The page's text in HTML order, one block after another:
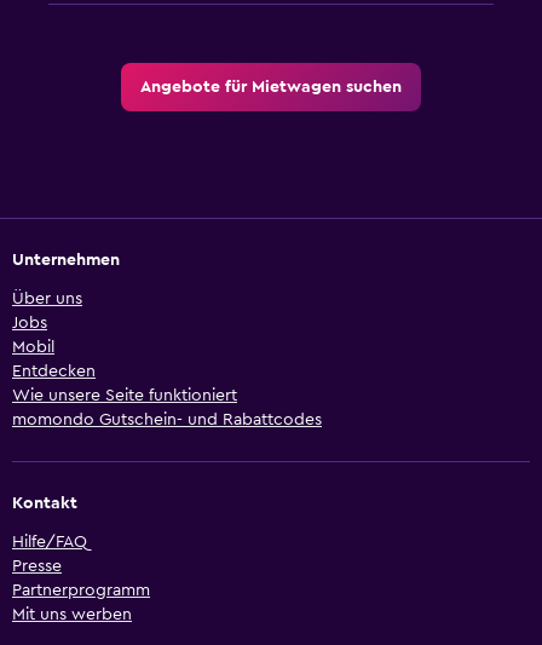
Angebote für Mietwagen suchen
Unternehmen
Über uns
Jobs
Mobil
Entdecken
Wie unsere Seite funktioniert
momondo Gutschein- und Rabattcodes
Kontakt
Hilfe/FAQ
Presse
Partnerprogramm
Mit uns werben